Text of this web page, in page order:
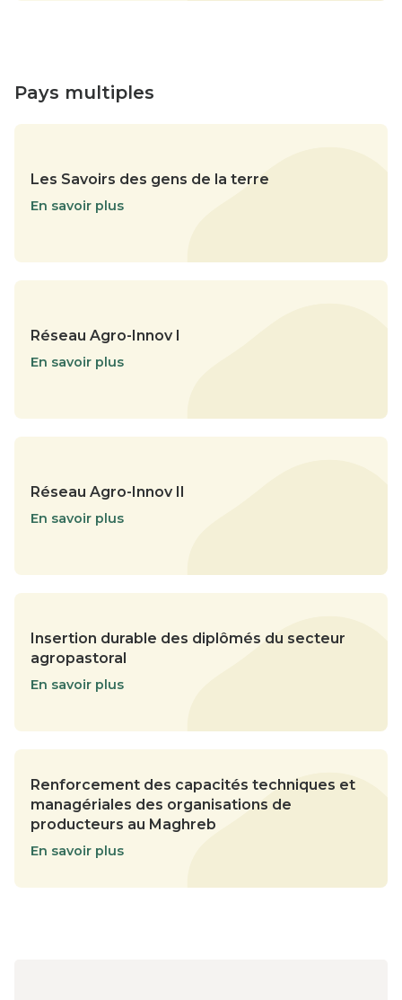
Pays multiples
Les Savoirs des gens de la terre
En savoir plus
Réseau Agro-Innov I
En savoir plus
Réseau Agro-Innov II
En savoir plus
Insertion durable des diplômés du secteur
agropastoral
En savoir plus
Renforcement des capacités techniques et
managériales des organisations de
producteurs au Maghreb
En savoir plus